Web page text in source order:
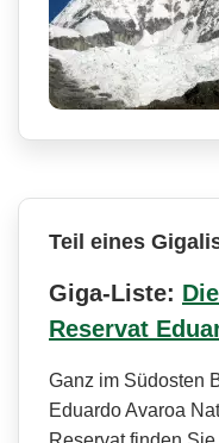
Teil eines
Giga-Liste:
Reservat
Ganz im Südosten
Eduardo Avaroa